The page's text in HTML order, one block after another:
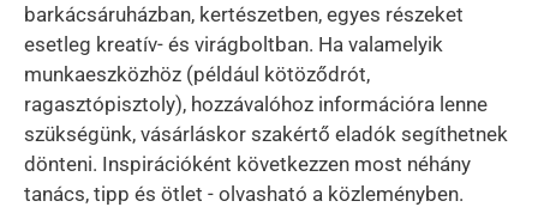
barkácsáruházban, kertészetben, egyes részeket
esetleg kreatív- és virágboltban. Ha valamelyik
munkaeszközhöz (például kötöződrót,
ragasztópisztoly), hozzávalóhoz információra lenne
szükségünk, vásárláskor szakértő eladók segíthetnek
dönteni. Inspirációként következzen most néhány
tanács, tipp és ötlet - olvasható a közleményben.